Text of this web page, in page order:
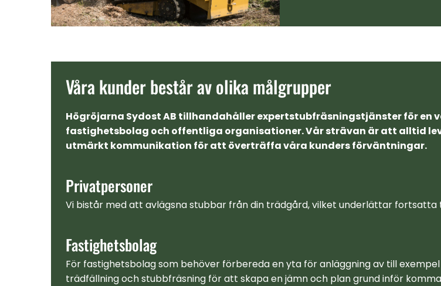
Våra kunder består av olika målgrupper
Högröjarna Sydost AB tillhandahåller expertstubfräsningstjänster för en
fastighetsbolag och offentliga organisationer. Vår strävan är att alltid
utmärkt kommunikation för att överträffa våra kunders förväntningar.
Privatpersoner
Vi bistår med att avlägsna stubbar från din trädgård, vilket underlättar
Fastighetsbolag
För fastighetsbolag som behöver förbereda en yta för anläggning av till
trädfällning och stubbfräsning för att skapa en jämn och plan grund inför